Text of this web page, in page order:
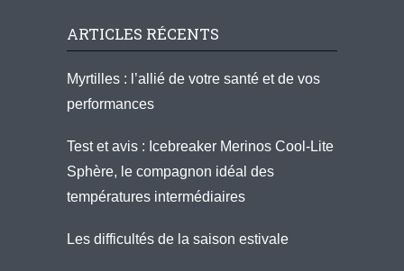
ARTICLES RÉCENTS
Myrtilles : l’allié de votre santé et de vos
performances
Test et avis : Icebreaker Merinos Cool-Lite
Sphère, le compagnon idéal des
températures intermédiaires
Les difficultés de la saison estivale